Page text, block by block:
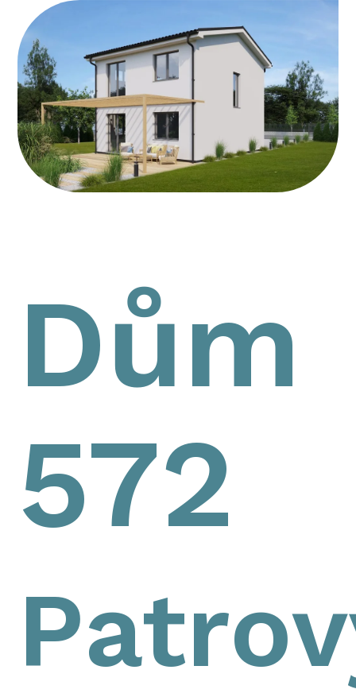
Dům
572